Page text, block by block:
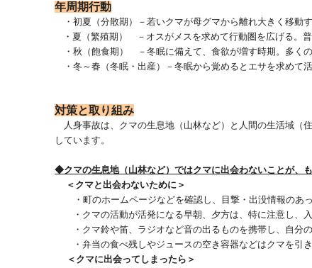
年周期行動
・初夏（分散期）－若いクマが母グマから離れ大きく移動
・夏（繁殖期） －オスがメスを求めて行動圏を広げる。普
・秋（飽食期） －冬眠に備えて、食欲が増す時期。多くの
・冬～春（冬眠・出産）－ 冬眠から覚めるとエサを求めて
対策と取り組み
人身事故は、クマの生息地（山林など）と人間の生活域（
しています。
◆クマの生息地（山林など）ではクマに出会わないことが、も
＜クマと出会わないために＞
・町のホームページなどを確認し、目撃・出没情報のあ
・クマの活動が活発になる早朝、夕方は、特に注意し、入
・クマ鈴や笛、ラジオなど音の出るものを携帯し、自分の
・弁当の食べ残しやジュースの空き容器などはクマを引き
＜クマに出会ってしまったら＞